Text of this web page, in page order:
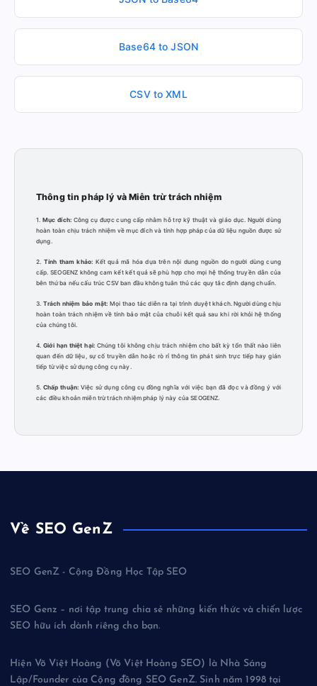
Base64 to JSON
CSV to XML
Thông tin pháp lý và Miễn trừ trách nhiệm
1.Mục đích:Công cụ được cung cấp nhằm hỗ trợ kỹ thuật và giáo dục. Người dùng
hoàn toàn chịu trách nhiệm về mục đích và tính hợp pháp của dữ liệu nguồn được sử
dụng.
2. Tính tham khảo: Kết quả mã hóa dựa trên nội dung nguồn do người dùng cung
cấp. SEOGENZ không cam kết kết quả sẽ phù hợp cho mọi hệ thống truyền dẫn của
bên thứ ba nếu cấu trúc CSV ban đầu không tuân thủ các quy tắc định dạng chuẩn.
3. Trách nhiệm bảo mật: Mọi thao tác diễn ra tại trình duyệt khách. Người dùng chịu
hoàn toàn trách nhiệm về tính bảo mật của chuỗi kết quả sau khi rời khỏi hệ thống
của chúng tôi.
4.Giới hạn thiệt hại:Chúng tôi không chịu trách nhiệm cho bất kỳ tổn thất nào liên
quan đến dữ liệu, sự cố truyền dẫn hoặc rò rỉ thông tin phát sinh trực tiếp hay gián
tiếp từ việc sử dụng công cụ này.
5.Chấp thuận: Việc sử dụng công cụ đồng nghĩa với việc bạn đã đọc và đồng ý với
các điều khoản miễn trừ trách nhiệm pháp lý này của SEOGENZ.
Về SEO GenZ
SEO GenZ - Cộng Đồng Học Tập SEO
SEO Genz – nơi tập trung chia sẻ những kiến thức và chiến lược
SEO hữu ích dành riêng cho bạn.
Hiện Võ Việt Hoàng (Võ Việt Hoàng SEO) là Nhà Sáng
Lập/Founder của Cộng đồng SEO GenZ. Sinh năm 1998 tại